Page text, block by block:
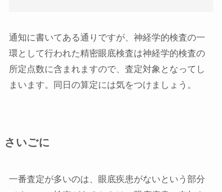
通知に書いてある通りですが、神経学的検査の一
環として行われた精密眼底検査は神経学的検査の
所定点数に含まれますので、査定対象となってし
まいます。同日の算定には気をつけましょう。
さいごに
一番査定が多いのは、眼底疾患がないという部分